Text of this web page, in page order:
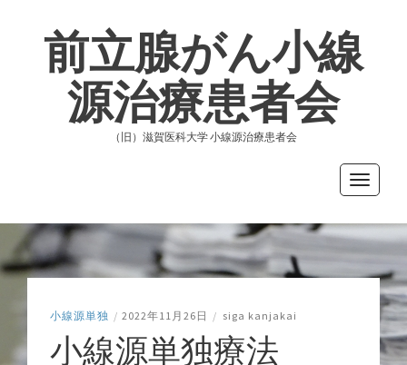
前立腺がん小線
源治療患者会
（旧）滋賀医科大学 小線源治療患者会
Toggle
小線源単独 / 2022年11月26日 / siga kanjakai
小線源単独療法